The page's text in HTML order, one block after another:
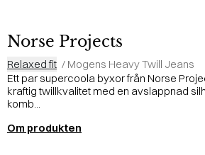
Norse Projects
Relaxed fit / Mogens Heavy Twill Jeans
Ett par supercoola byxor från Norse
kraftig twillkvalitet med en avslappnad
komb...
Om produkten